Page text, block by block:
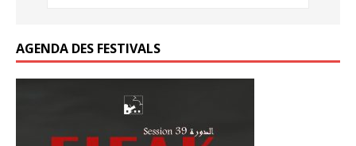
AGENDA DES FESTIVALS